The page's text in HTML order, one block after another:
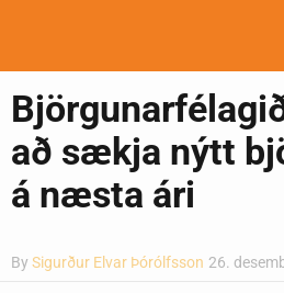
Pistlar
Greinasafn
að sækja nýtt
á næsta ári
By Sigurður Elvar Þórólfsson 26.